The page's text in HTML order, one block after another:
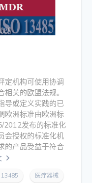
定机构可使用协调
关的欧盟法规。
导或定义实践的已
欧洲标准由欧洲标
2012发布的标准化
会授权的标准化机
的产品受益于符合
13485 医疗器械